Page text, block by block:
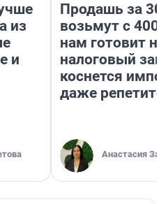
из
и
Продашь за
возьмут с
нам готовит
налоговый
коснется
даже
Анастасия